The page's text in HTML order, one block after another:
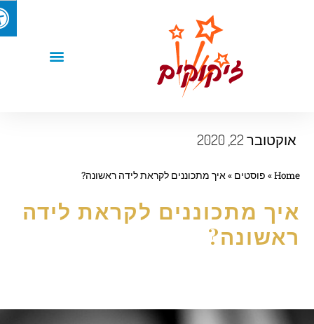
22, 2020
»פוסטים»איך מתכוננים לקראת לידה ראשונה?
מתכוננים לקראת לידה